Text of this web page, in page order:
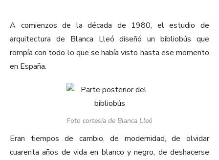
A comienzos de la década de 1980, el estudio de
arquitectura de Blanca Lleó diseñó un bibliobús que
rompía con todo lo que se había visto hasta ese momento
en España.
Foto cortesía de Blanca Lleó
Eran tiempos de cambio, de modernidad, de olvidar
cuarenta años de vida en blanco y negro, de deshacerse